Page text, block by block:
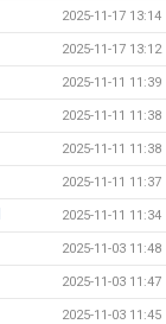
2025-11-17 13:14
2025-11-17 13:12
2025-11-11 11:39
2025-11-11 11:38
2025-11-11 11:38
2025-11-11 11:37
2025-11-11 11:34
2025-11-03 11:48
2025-11-03 11:47
2025-11-03 11:45